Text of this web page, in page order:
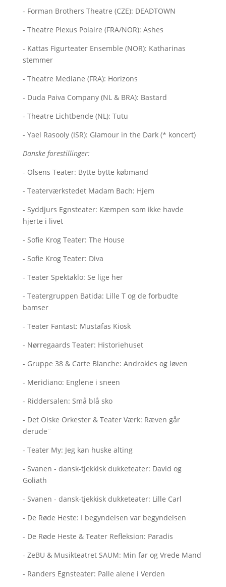
- Forman Brothers Theatre (CZE): DEADTOWN
- Theatre Plexus Polaire (FRA/NOR): Ashes
- Kattas Figurteater Ensemble (NOR): Katharinas
stemmer
- Theatre Mediane (FRA): Horizons
- Duda Paiva Company (NL & BRA): Bastard
- Theatre Lichtbende (NL): Tutu
- Yael Rasooly (ISR): Glamour in the Dark (* koncert)
Danske forestillinger:
- Olsens Teater: Bytte bytte købmand
- Teaterværkstedet Madam Bach: Hjem
- Syddjurs Egnsteater: Kæmpen som ikke havde
hjerte i livet
- Sofie Krog Teater: The House
- Sofie Krog Teater: Diva
- Teater Spektaklo: Se lige her
- Teatergruppen Batida: Lille T og de forbudte
bamser
- Teater Fantast: Mustafas Kiosk
- Nørregaards Teater: Historiehuset
- Gruppe 38 & Carte Blanche: Androkles og løven
- Meridiano: Englene i sneen
- Riddersalen: Små blå sko
- Det Olske Orkester & Teater Værk: Ræven går
derude¨
- Teater My: Jeg kan huske alting
- Svanen - dansk-tjekkisk dukketeater: David og
Goliath
- Svanen - dansk-tjekkisk dukketeater: Lille Carl
- De Røde Heste: I begyndelsen var begyndelsen
- De Røde Heste & Teater Refleksion: Paradis
- ZeBU & Musikteatret SAUM: Min far og Vrede Mand
- Randers Egnsteater: Palle alene i Verden